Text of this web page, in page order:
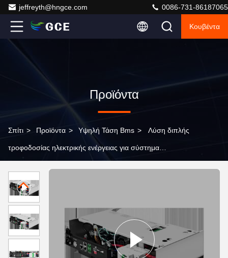
jeffreyth@hngce.com 0086-731-86187065
Κουβέντα
Προϊόντα
Σπίτι > Προϊόντα > Υψηλή Τάση Bms > Λύση διπλής
τροφοδοσίας ηλεκτρικής ενέργειας για σύστημα